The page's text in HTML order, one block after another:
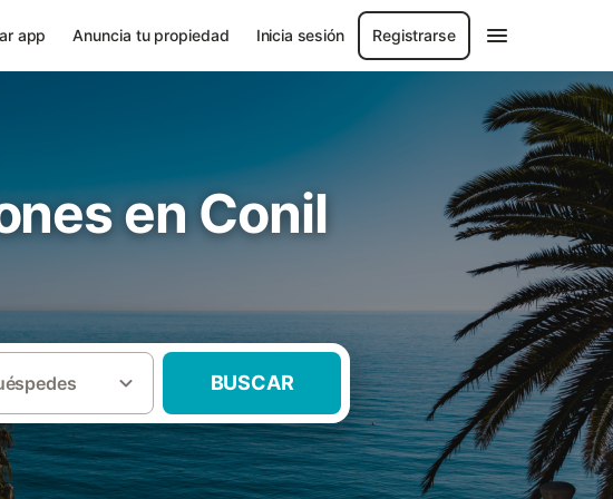
app Anuncia tu propiedad Inicia sesión Registrarse
en Conil
BUSCAR